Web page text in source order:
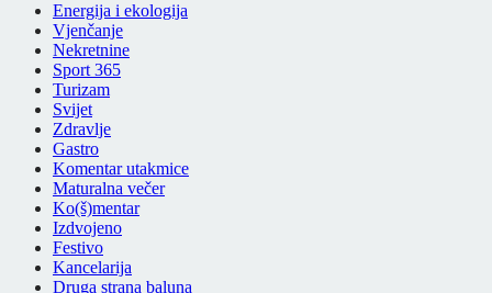
Energija i ekologija
Vjenčanje
Nekretnine
Sport 365
Turizam
Svijet
Zdravlje
Gastro
Komentar utakmice
Maturalna večer
Ko(š)mentar
Izdvojeno
Festivo
Kancelarija
Druga strana baluna